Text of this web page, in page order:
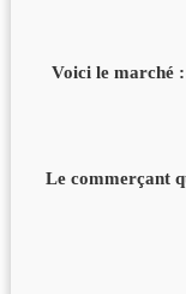
Voici le marché
Le commerçant